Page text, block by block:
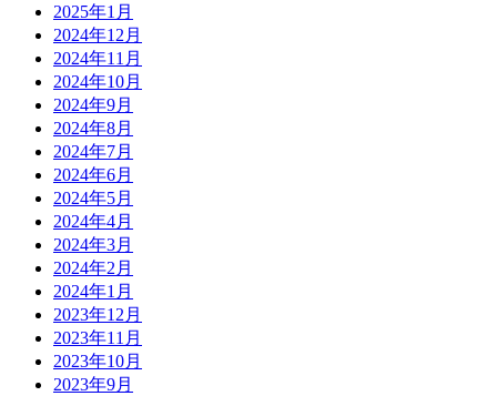
2025年1月
2024年12月
2024年11月
2024年10月
2024年9月
2024年8月
2024年7月
2024年6月
2024年5月
2024年4月
2024年3月
2024年2月
2024年1月
2023年12月
2023年11月
2023年10月
2023年9月